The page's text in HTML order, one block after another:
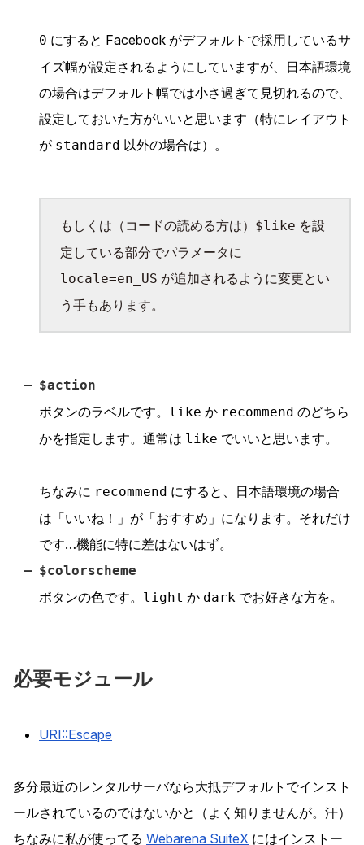
0 にすると Facebook がデフォルトで採用しているサ
イズ幅が設定されるようにしていますが、日本語環境
の場合はデフォルト幅では小さ過ぎて見切れるので、
設定しておいた方がいいと思います（特にレイアウト
が standard 以外の場合は）。
もしくは（コードの読める方は） $like を設
定している部分でパラメータに
locale=en_US が追加されるように変更とい
う手もあります。
$action
ボタンのラベルです。 like か recommend のどちら
かを指定します。通常は like でいいと思います。
ちなみに recommend にすると、日本語環境の場合
は「いいね！」が「おすすめ」になります。それだけ
です…機能に特に差はないはず。
$colorscheme
ボタンの色です。 light か dark でお好きな方を。
必要モジュール
URI::Escape
多分最近のレンタルサーバなら大抵デフォルトでインスト
ールされているのではないかと（よく知りませんが。汗）
ちなみに私が使ってる Webarena SuiteX にはインストー